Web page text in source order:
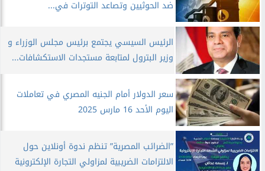
ضد الحوثيين وتصاعد التوترات في...
الرئيس السيسي يجتمع برئيس مجلس الوزراء و
وزير البترول لمتابعة مستجدات الاستكشافات...
سعر الدولار أمام الجنيه المصري في تعاملات
اليوم الأحد 16 مارس 2025
”الضرائب المصرية” تنظم ندوة أونلاين حول
الالتزامات الضريبية لمزاولي التجارة الإلكترونية